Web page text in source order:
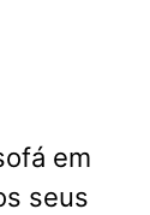
em
seus